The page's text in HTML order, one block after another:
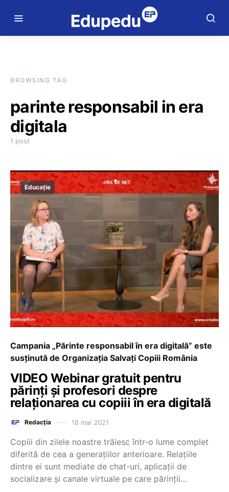
BROWSING TAG
parinte responsabil in era
digitala
1 post
Educație
Campania „Părinte responsabil în era digitală” este
susținută de Organizația Salvați Copiii România
VIDEO Webinar gratuit pentru
părinți și profesori despre
relaționarea cu copiii în era digitală
Redacția 18 mai 2021
Copiii din zilele noastre trăiesc într-o lume complet
diferită de cea a generațiilor anterioare. Relațiile
dintre ei sunt mediate de chat-uri, aplicații de
socializare și canale virtuale pe care părinții…